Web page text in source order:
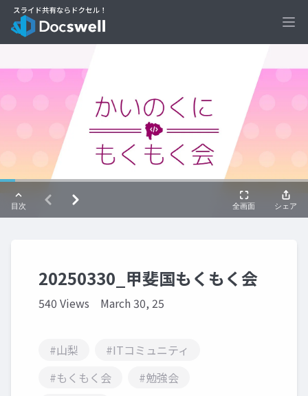
20250330_甲斐国もくもく会
540 Views March 30, 25
#山梨
#ITコミュニティ
#もくもく会
#勉強会